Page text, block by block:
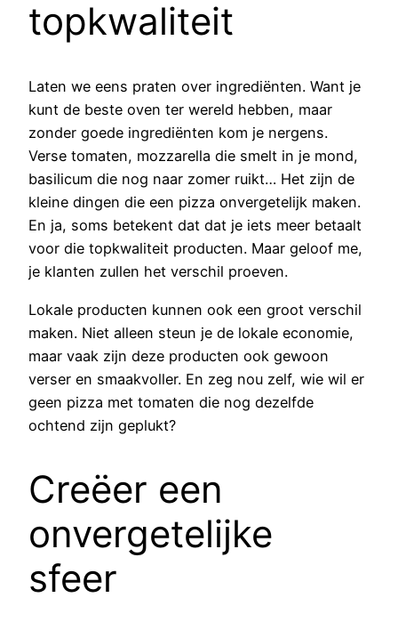
topkwaliteit
Laten we eens praten over ingrediënten. Want je
kunt de beste oven ter wereld hebben, maar
zonder goede ingrediënten kom je nergens.
Verse tomaten, mozzarella die smelt in je mond,
basilicum die nog naar zomer ruikt… Het zijn de
kleine dingen die een pizza onvergetelijk maken.
En ja, soms betekent dat dat je iets meer betaalt
voor die topkwaliteit producten. Maar geloof me,
je klanten zullen het verschil proeven.
Lokale producten kunnen ook een groot verschil
maken. Niet alleen steun je de lokale economie,
maar vaak zijn deze producten ook gewoon
verser en smaakvoller. En zeg nou zelf, wie wil er
geen pizza met tomaten die nog dezelfde
ochtend zijn geplukt?
Creëer een
onvergetelijke
sfeer